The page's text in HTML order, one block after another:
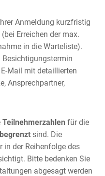
Anmeldung kurzfristig
Erreichen der max.
in die Warteliste).
Besichtigungstermin
Mail mit detaillierten
Ansprechpartner,
Teilnehmerzahlen für die
begrenzt sind. Die
in der Reihenfolge des
Bitte bedenken Sie
abgesagt werden